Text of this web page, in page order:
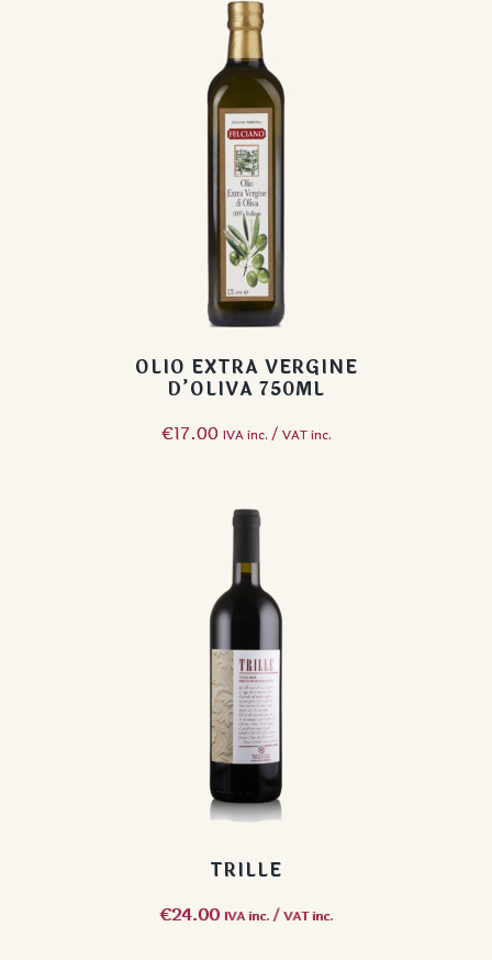
OLIO EXTRA VERGINE
D’OLIVA 750ML
€17.00 IVA inc. / VAT inc.
TRILLE
€24.00 IVA inc. / VAT inc.